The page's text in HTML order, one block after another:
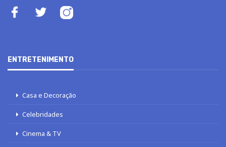
ENTRETENIMENTO
Casa e Decoração
Celebridades
Cinema & TV